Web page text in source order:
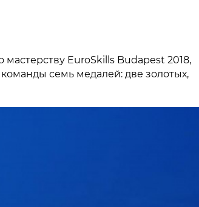
EuroSkills Budapest 2018,
семь медалей: две золотых,